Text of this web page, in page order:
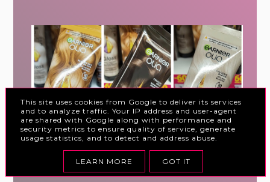
This site uses cookies from Google to deliver its services
and to analyze traffic. Your IP address and user-agent
are shared with Google along with performance and
security metrics to ensure quality of service, generate
usage statistics, and to detect and address abuse.
LEARN MORE GOT IT